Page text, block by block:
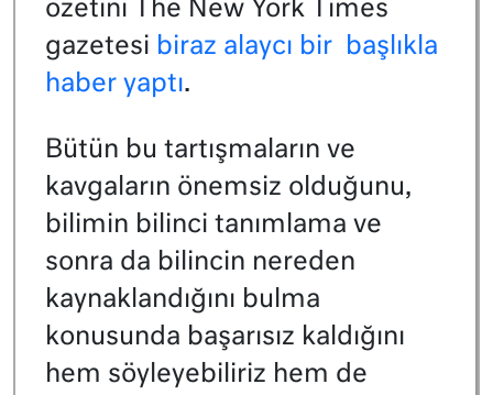
özetini The New York Times
gazetesi biraz alaycı bir başlıkla
haber yaptı.
Bütün bu tartışmaların ve
kavgaların önemsiz olduğunu,
bilimin bilinci tanımlama ve
sonra da bilincin nereden
kaynaklandığını bulma
konusunda başarısız kaldığını
hem söyleyebiliriz hem de